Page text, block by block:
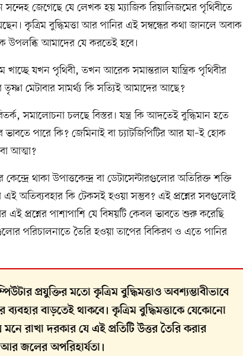
জেগেছে যে লেখক হয় ম্যাজিক রিয়ালিজমের পৃথিবীতে
কৃত্রিম বুদ্ধিমত্তা আর পানির এই সম্বন্ধের কথা জানলে অবাক
আমাদের যে করতেই হবে।
খাচ্ছে যখন পৃথিবী, তখন আরেক সমান্তরাল যান্ত্রিক পৃথিবীর
তৃষ্ণা মেটাবার সামর্থ্য কি সত্যিই আমাদের আছে?
সমালোচনা চলছে বিস্তর। যন্ত্র কি আদতেই বুদ্ধিমান হতে
ভাবতে পারে কি? জেমিনাই বা চ্যাটজিপিটির আর যা–ই হোক
আত্মা?
কেন্দ্রে থাকা উপাত্তকেন্দ্র বা ডেটাসেন্টারগুলোর অতিরিক্ত শক্তি
এই অতিব্যবহার কি টেকসই হওয়া সম্ভব? এই প্রশ্নের সবগুলোই
এই প্রশ্নের পাশাপাশি যে বিষয়টি কেবল ভাবতে শুরু করেছি
পরিচালনাতে তৈরি হওয়া তাপের বিকিরণ ও এতে পানির
প্রযুক্তির মতো কৃত্রিম বুদ্ধিমত্তাও অবশ্যম্ভাবীভাবে
ব্যবহার বাড়তেই থাকবে। কৃত্রিম বুদ্ধিমত্তাকে যেকোনো
রাখা দরকার যে এই প্রতিটি উত্তর তৈরি করার
জলের অপরিহার্যতা।